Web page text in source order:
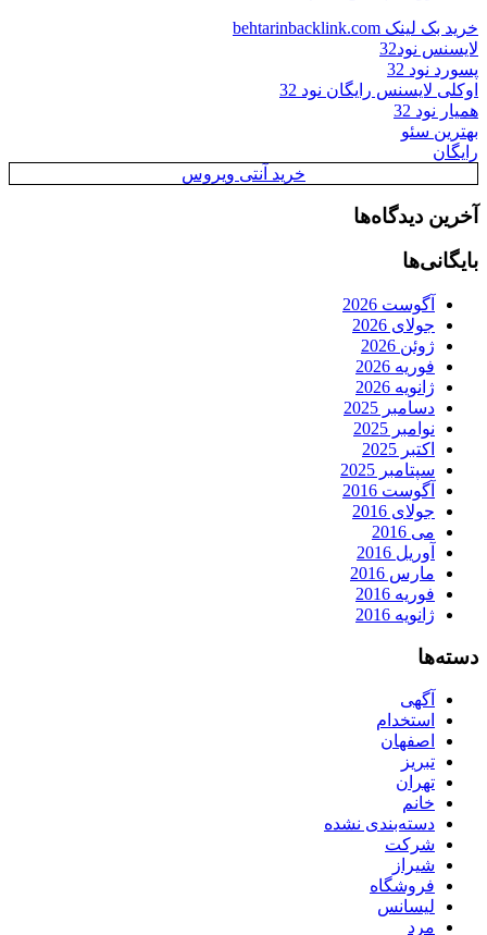
خرید بک لینک behtarinbacklink.com
لایسنس نود32
پسورد نود 32
اوکلی لایسنس رایگان نود 32
همیار نود 32
بهترین سئو
رایگان
خرید آنتی ویروس
آخرین دیدگاه‌ها
بایگانی‌ها
آگوست 2026
جولای 2026
ژوئن 2026
فوریه 2026
ژانویه 2026
دسامبر 2025
نوامبر 2025
اکتبر 2025
سپتامبر 2025
آگوست 2016
جولای 2016
می 2016
آوریل 2016
مارس 2016
فوریه 2016
ژانویه 2016
دسته‌ها
آگهی
استخدام
اصفهان
تبریز
تهران
خانم
دسته‌بندی نشده
شرکت
شیراز
فروشگاه
لیسانس
مرد